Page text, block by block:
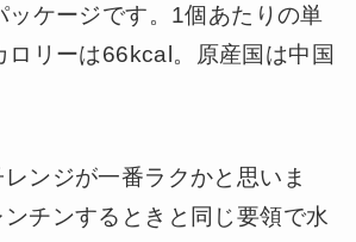
ッケージです。1個あたりの単
ロリーは66kcal。原産国は中国
ンジが一番ラクかと思いま
チンするときと同じ要領で水